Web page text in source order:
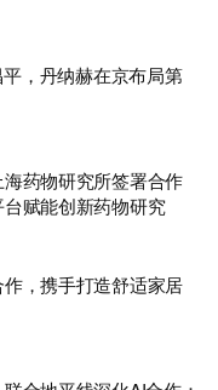
，丹纳赫在京布局第
药物研究所签署合作
赋能创新药物研究
，携手打造舒适家居